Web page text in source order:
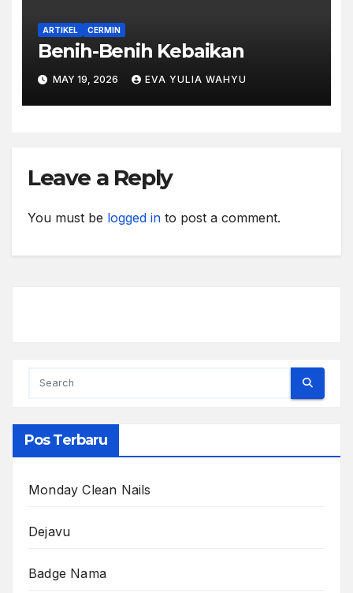
ARTIKEL CERMIN
Benih-Benih Kebaikan
MAY 19, 2026 EVA YULIA WAHYU
Leave a Reply
You must be logged in to post a comment.
Pos Terbaru
Monday Clean Nails
Dejavu
Badge Nama